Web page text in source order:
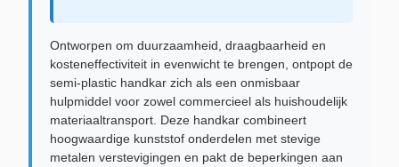
Ontworpen om duurzaamheid, draagbaarheid en
kosteneffectiviteit in evenwicht te brengen, ontpopt de
semi-plastic handkar zich als een onmisbaar
hulpmiddel voor zowel commercieel als huishoudelijk
materiaaltransport. Deze handkar combineert
hoogwaardige kunststof onderdelen met stevige
metalen verstevigingen en pakt de beperkingen aan